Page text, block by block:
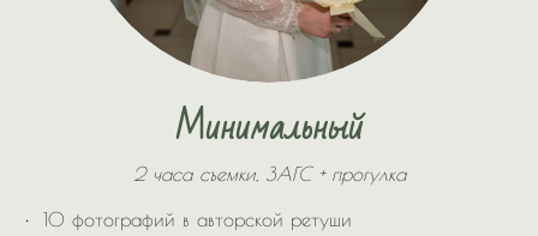
Минимальный
2 часа съемки, ЗАГС + прогулка
10 фотографий в авторской ретуши